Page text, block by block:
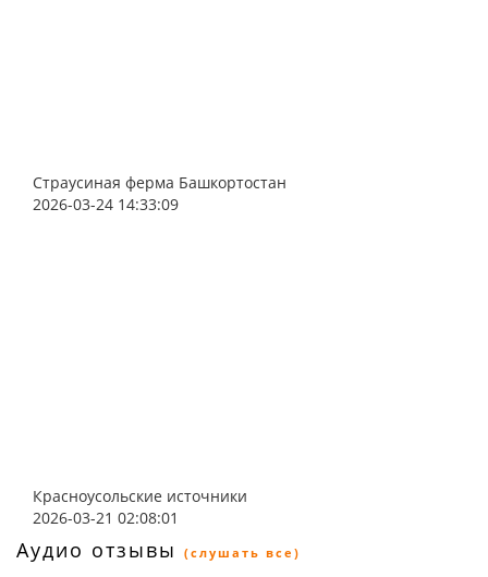
Страусиная ферма Башкортостан
2026-03-24 14:33:09
Красноусольские источники
2026-03-21 02:08:01
Аудио отзывы (слушать все)